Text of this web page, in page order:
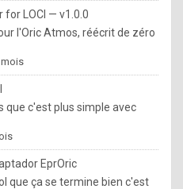
o
u
w
a
n
t
o
for LOCI — v1.0.0
l'Oric Atmos, réécrit de zéro
mois
que c'est plus simple avec
EprOric
que ça se termine bien c'est